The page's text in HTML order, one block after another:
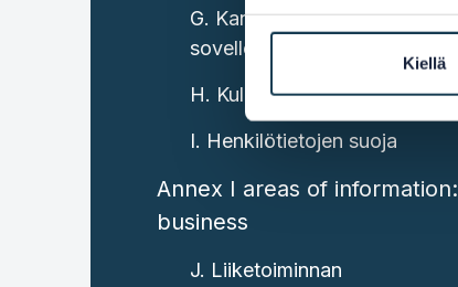
Kiellä
G. Kansalaisiin ja perheisiin
sovellettavat oikeudet
H. Kuluttajien oikeudet
I. Henkilötietojen suoja
Annex I areas of information:
business
J. Liiketoiminnan